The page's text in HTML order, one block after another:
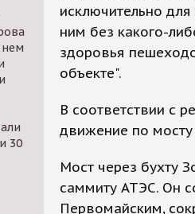
нем
30
исключительно
ним без какого-
здоровья
объекте".
В соответствии с
движение по
Мост через бухту
саммиту АТЭС. Он
Первомайским,